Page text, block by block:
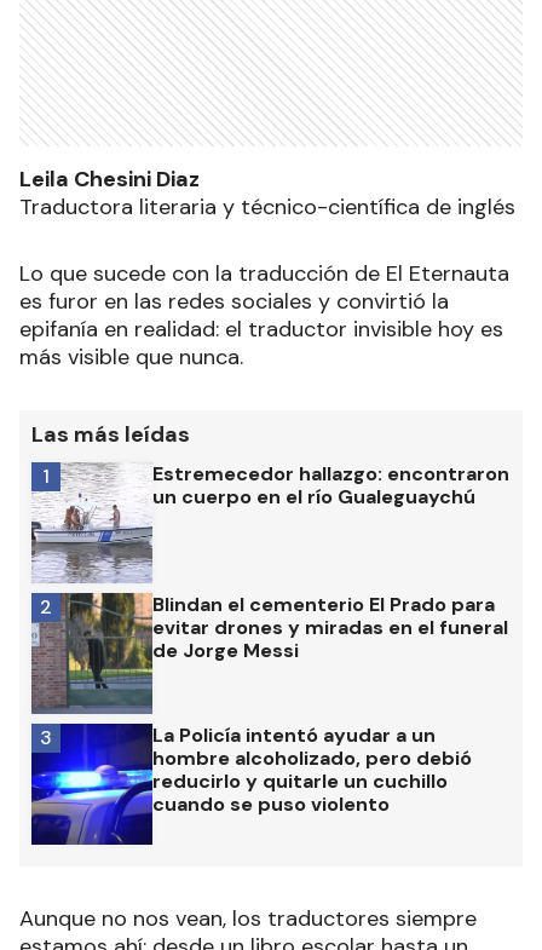
Leila Chesini Diaz
Traductora literaria y técnico-científica de inglés
Lo que sucede con la traducción de El Eternauta
es furor en las redes sociales y convirtió la
epifanía en realidad: el traductor invisible hoy es
más visible que nunca.
Las más leídas
Estremecedor hallazgo: encontraron
un cuerpo en el río Gualeguaychú
1
Blindan el cementerio El Prado para
evitar drones y miradas en el funeral
de Jorge Messi
2
La Policía intentó ayudar a un
hombre alcoholizado, pero debió
reducirlo y quitarle un cuchillo
cuando se puso violento
3
Aunque no nos vean, los traductores siempre